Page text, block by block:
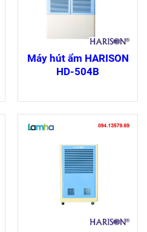
Máy hút ẩm HARISON
HD-504B